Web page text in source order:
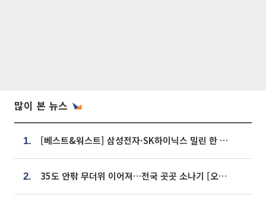
많이 본 뉴스
1. [베스트&워스트] 삼성전자·SK하이닉스 밀린 한 주…상상인증권은 85% 급등
2. 35도 안팎 무더위 이어져…전국 곳곳 소나기 [오늘 날씨]